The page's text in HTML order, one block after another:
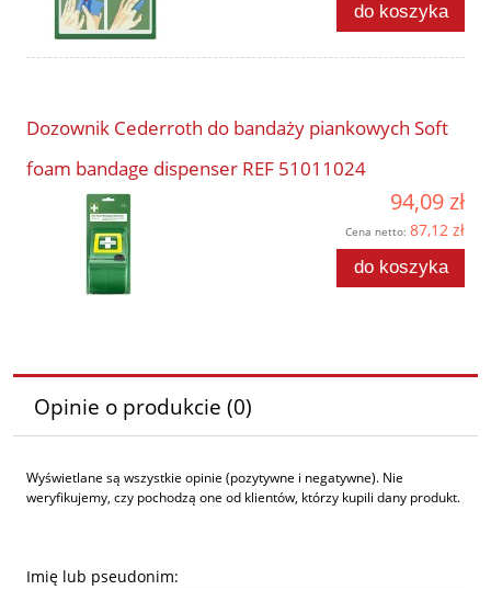
do koszyka
Dozownik Cederroth do bandaży piankowych Soft
foam bandage dispenser REF 51011024
94,09 zł
Cena netto: 87,12 zł
do koszyka
Opinie o produkcie (0)
Wyświetlane są wszystkie opinie (pozytywne i negatywne). Nie
weryfikujemy, czy pochodzą one od klientów, którzy kupili dany produkt.
Imię lub pseudonim: